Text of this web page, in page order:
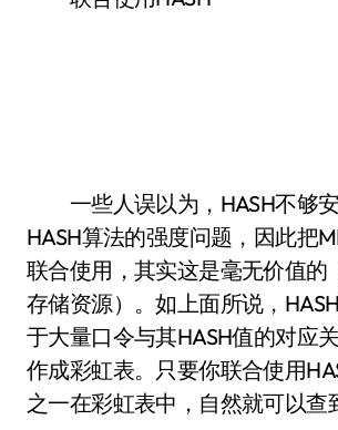
一些人误以为，HASH不够
HASH算法的强度问题，因此把
联合使用，其实这是毫无价值的
存储资源）。如上面所说，
于大量口令与其HASH值的对应
作成彩虹表。只要你联合使用
之一在彩虹表中，自然就可以查